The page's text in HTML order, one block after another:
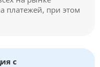
платежей, при этом
с